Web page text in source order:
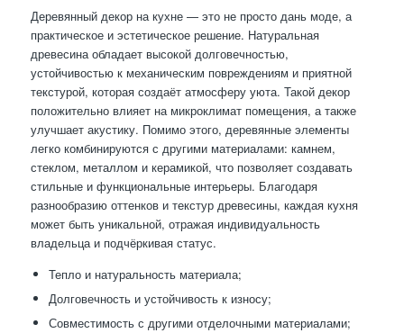
Деревянный декор на кухне — это не просто дань моде, а
практическое и эстетическое решение. Натуральная
древесина обладает высокой долговечностью,
устойчивостью к механическим повреждениям и приятной
текстурой, которая создаёт атмосферу уюта. Такой декор
положительно влияет на микроклимат помещения, а также
улучшает акустику. Помимо этого, деревянные элементы
легко комбинируются с другими материалами: камнем,
стеклом, металлом и керамикой, что позволяет создавать
стильные и функциональные интерьеры. Благодаря
разнообразию оттенков и текстур древесины, каждая кухня
может быть уникальной, отражая индивидуальность
владельца и подчёркивая статус.
Тепло и натуральность материала;
Долговечность и устойчивость к износу;
Совместимость с другими отделочными материалами;